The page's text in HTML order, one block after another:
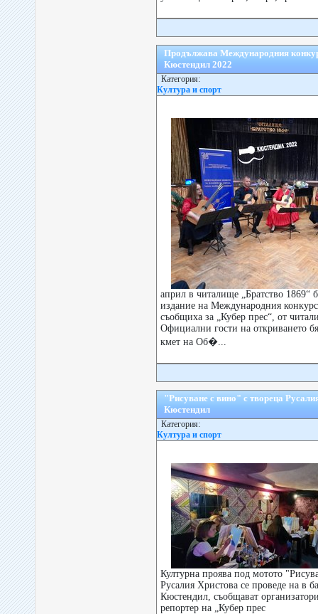
Продължава Международния
Кюстендил 2022
Категория:
Култура и спорт
април в читалище „Братство 1869“
издание на Международния конкурс
съобщиха за „Кубер прес“, от
Официални гости на откриването
кмет на Об�...
"Рисуване с вино" с твореца
Кюстендил
Категория:
Култура и спорт
Културна проява под мотото
Русалия Христова се проведе на в
Кюстендил, съобщават
репортер на „Кубер прес